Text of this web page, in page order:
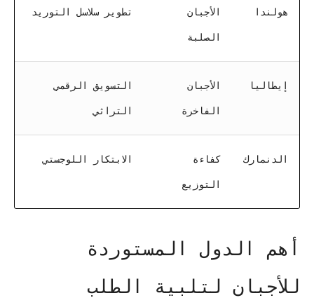
هولندا الأجبان
الصلبة
تطوير سلاسل التوريد
إيطاليا الأجبان
الفاخرة
التسويق الرقمي
التراثي
الدنمارك كفاءة
التوزيع
الابتكار اللوجستي
أهم الدول المستوردة
للأجبان لتلبية الطلب